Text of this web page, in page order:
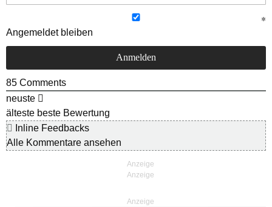
Angemeldet bleiben
85 Comments
neuste
älteste beste Bewertung
Inline Feedbacks
Alle Kommentare ansehen
Anzeige